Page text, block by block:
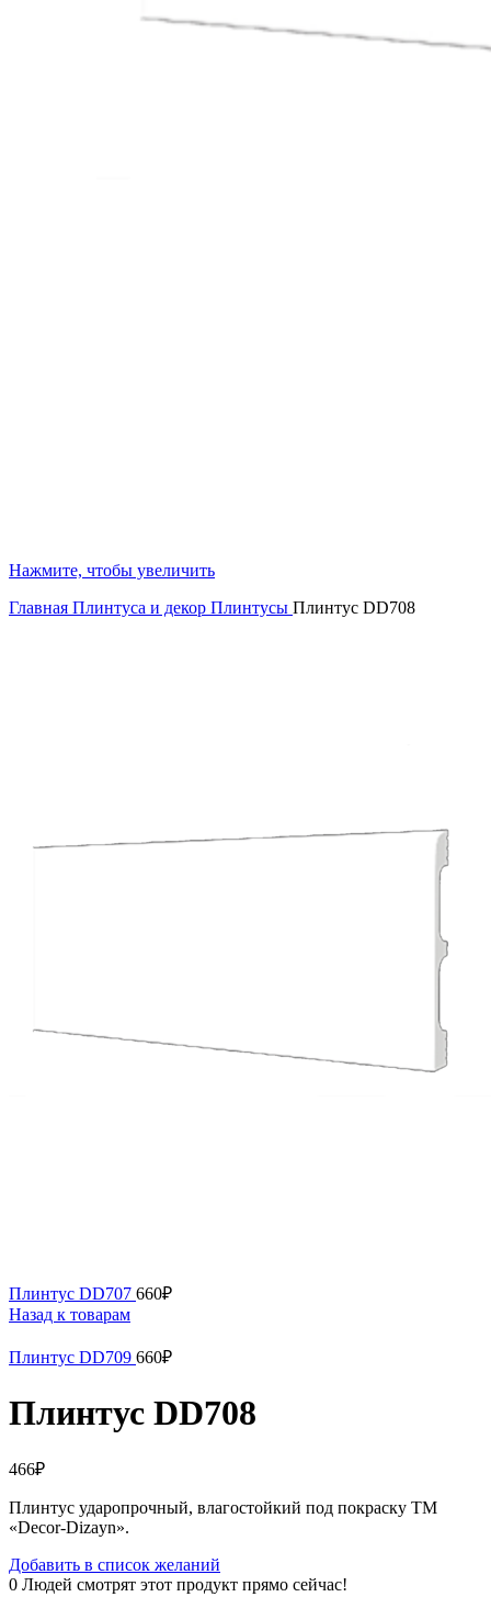
Нажмите, чтобы увеличить
Главная Плинтуса и декор Плинтусы Плинтус DD708
Плинтус DD707 660₽
Назад к товарам
Плинтус DD709 660₽
Плинтус DD708
466₽
Плинтус ударопрочный, влагостойкий под покраску ТМ
«Decor-Dizayn».
Добавить в список желаний
0 Людей смотрят этот продукт прямо сейчас!